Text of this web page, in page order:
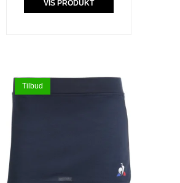
VIS PRODUKT
Tilbud